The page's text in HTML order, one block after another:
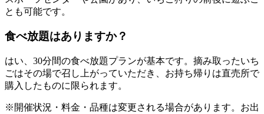
とも可能です。
食べ放題はありますか？
はい、30分間の食べ放題プランが基本です。摘み取ったいち
ごはその場で召し上がっていただき、お持ち帰りは直売所で
購入したものに限られます。
※開催状況・料金・品種は変更される場合があります。お出